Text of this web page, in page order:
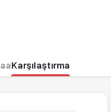
Karşılaştırma